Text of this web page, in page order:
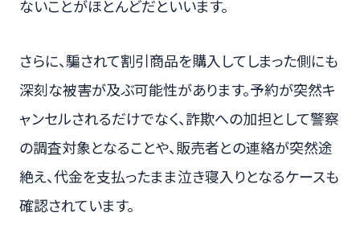
ないことがほとんどだといいます。
さらに、騙されて割引商品を購入してしまった側にも
深刻な被害が及ぶ可能性があります。予約が突然キ
ャンセルされるだけでなく、詐欺への加担として警察
の調査対象となることや、販売者との連絡が突然途
絶え、代金を支払ったまま泣き寝入りとなるケースも
確認されています。